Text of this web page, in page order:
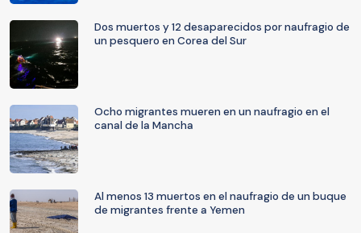
Dos muertos y 12 desaparecidos por naufragio de
un pesquero en Corea del Sur
Ocho migrantes mueren en un naufragio en el
canal de la Mancha
Al menos 13 muertos en el naufragio de un buque
de migrantes frente a Yemen